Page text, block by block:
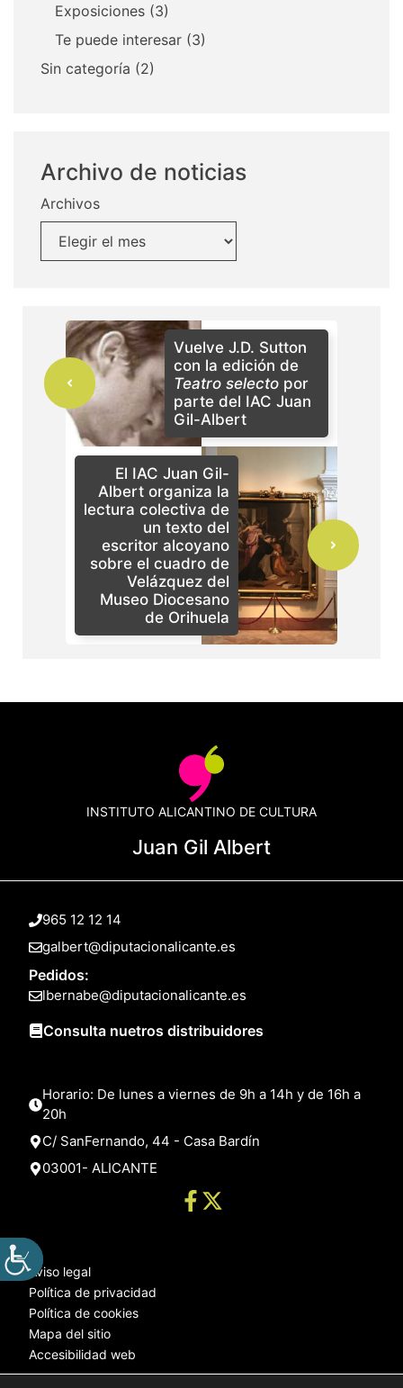
Exposiciones (3)
Te puede interesar (3)
Sin categoría (2)
Archivo de noticias
Archivos
Vuelve J.D. Sutton
con la edición de
Teatro selecto por
parte del IAC Juan
Gil-Albert
El IAC Juan Gil-
Albert organiza la
lectura colectiva de
un texto del
escritor alcoyano
sobre el cuadro de
Velázquez del
Museo Diocesano
de Orihuela
INSTITUTO ALICANTINO DE CULTURA
Juan Gil Albert
965 12 12 14
galbert@diputacionalicante.es
Pedidos:
lbernabe@diputacionalicante.es
Consulta nuetros distribuidores
Horario: De lunes a viernes de 9h a 14h y de 16h a
20h
C/ SanFernando, 44 - Casa Bardín
03001- ALICANTE
Aviso legal
Política de privacidad
Política de cookies
Mapa del sitio
Accesibilidad web